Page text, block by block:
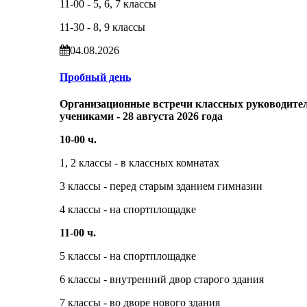
11-00 - 5, 6, 7 классы
11-30 - 8, 9 классы
04.08.2026
Пробный день
Организационные встречи классных
учениками - 28 августа 2026 года
10-00 ч.
1, 2 классы - в классных комнатах
3 классы - перед старым зданием гимназии
4 классы - на спортплощадке
11-00 ч.
5 классы - на спортплощадке
6 классы - внутренний двор старого здания
7 классы - во дворе нового здания